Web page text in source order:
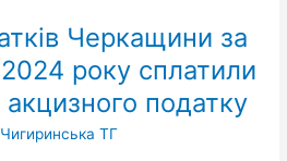
Черкащини за
року сплатили
податку
Чигиринська ТГ